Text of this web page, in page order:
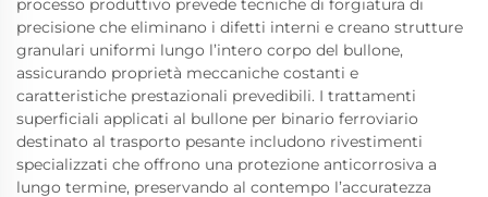
processo produttivo prevede tecniche di forgiatura di
precisione che eliminano i difetti interni e creano strutture
granulari uniformi lungo l’intero corpo del bullone,
assicurando proprietà meccaniche costanti e
caratteristiche prestazionali prevedibili. I trattamenti
superficiali applicati al bullone per binario ferroviario
destinato al trasporto pesante includono rivestimenti
specializzati che offrono una protezione anticorrosiva a
lungo termine, preservando al contempo l’accuratezza